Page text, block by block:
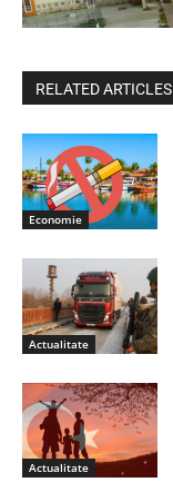
RELATED ARTICLES
Economie
Actualitate
Actualitate